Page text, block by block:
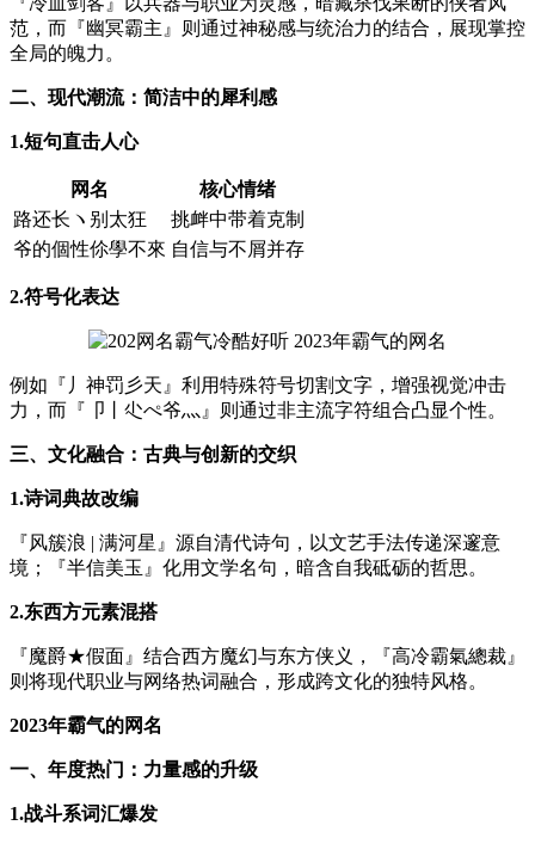
范，而『幽冥霸主』则通过神秘感与统治力的结合，展现掌控
全局的魄力。
二、现代潮流：简洁中的犀利感
1.短句直击人心
网名
核心情绪
路还长ヽ别太狂
挑衅中带着克制
爷的個性伱學不來 自信与不屑并存
2.符号化表达
例如『丿神罚彡天』利用特殊符号切割文字，增强视觉冲击
力，而『卩丨尐ぺ爷灬』则通过非主流字符组合凸显个性。
三、文化融合：古典与创新的交织
1.诗词典故改编
『风簇浪 | 满河星』源自清代诗句，以文艺手法传递深邃意
境；『半信美玉』化用文学名句，暗含自我砥砺的哲思。
2.东西方元素混搭
『魔爵★假面』结合西方魔幻与东方侠义，『高冷霸氣總裁』
则将现代职业与网络热词融合，形成跨文化的独特风格。
2023年霸气的网名
一、年度热门：力量感的升级
1.战斗系词汇爆发